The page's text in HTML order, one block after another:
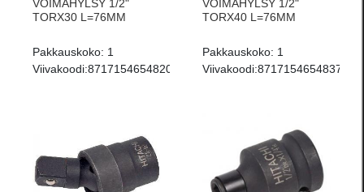
VOIMAHYLSY 1/2"
TORX30 L=76MM
Pakkauskoko: 1
Viivakoodi:8717154654820
VOIMAHYLSY 1/2"
TORX40 L=76MM
Pakkauskoko: 1
Viivakoodi:8717154654837